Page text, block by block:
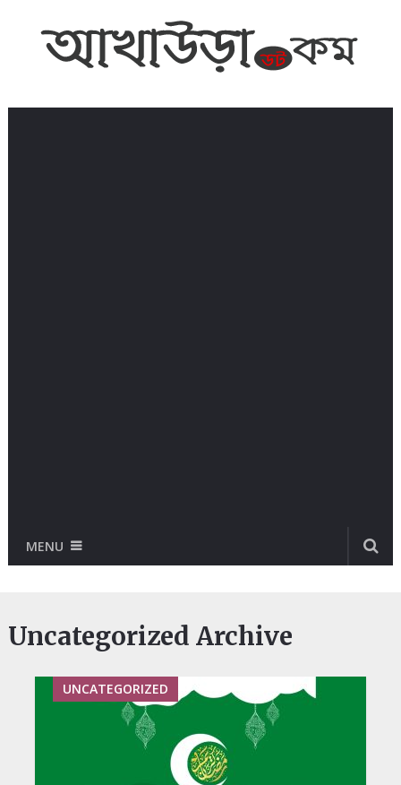
MENU
Uncategorized Archive
UNCATEGORIZED